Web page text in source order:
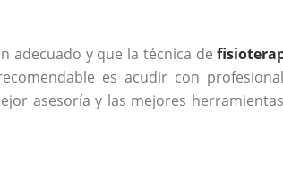
adecuado y que la técnica de
es acudir con
asesoría y las mejores